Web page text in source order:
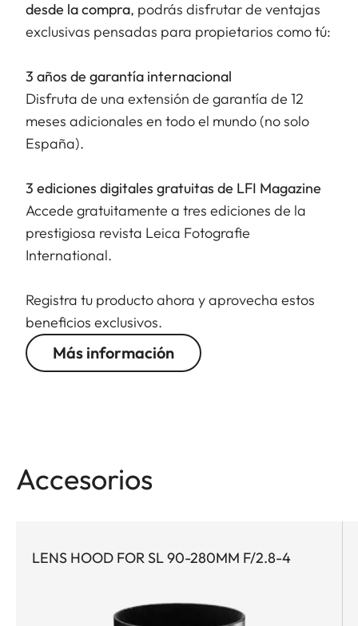
grados hay un clic que permite cambiar
rápidamente entre el modo paisaje y el modo
desde la compra, podrás disfrutar de ventajas
exclusivas pensadas para propietarios como tú:
3 años de garantía internacional
Disfruta de una extensión de garantía de 12
meses adicionales en todo el mundo (no solo
España).
3 ediciones digitales gratuitas de LFI Magazine
Accede gratuitamente a tres ediciones de la
prestigiosa revista Leica Fotografie
International.
Registra tu producto ahora y aprovecha estos
beneficios exclusivos.
Más información
Accesorios
LENS HOOD FOR SL 90-280MM F/2.8-4